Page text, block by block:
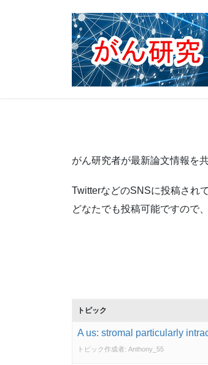
がん研究者が最新論文情報を
TwitterなどのSNSに投稿され
どなたでも投稿可能ですので
トピック
A us: stromal particularly
トピック作成者: Anthony_55